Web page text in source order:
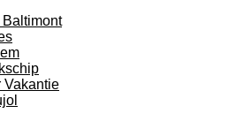
Baltimont
Vakantie